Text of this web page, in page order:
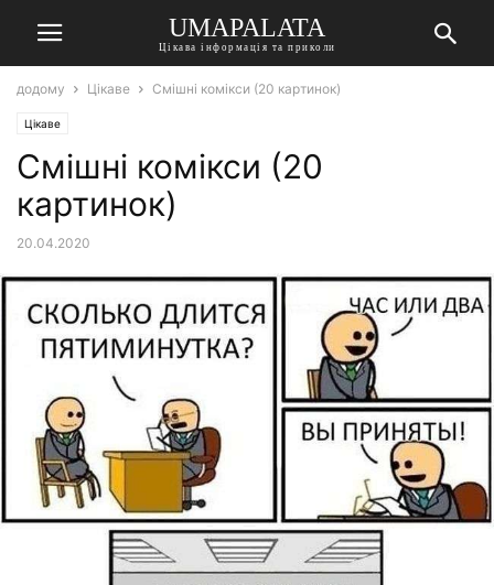
UMAPALATA
Цікава інформація та приколи
додому Цікаве Смішні комікси (20 картинок)
Цікаве
Смішні комікси (20
картинок)
20.04.2020